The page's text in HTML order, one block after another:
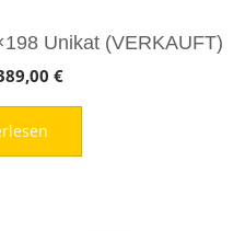
Unikat (VERKAUFT)
€
€Aktueller
Preis
389,00 €.